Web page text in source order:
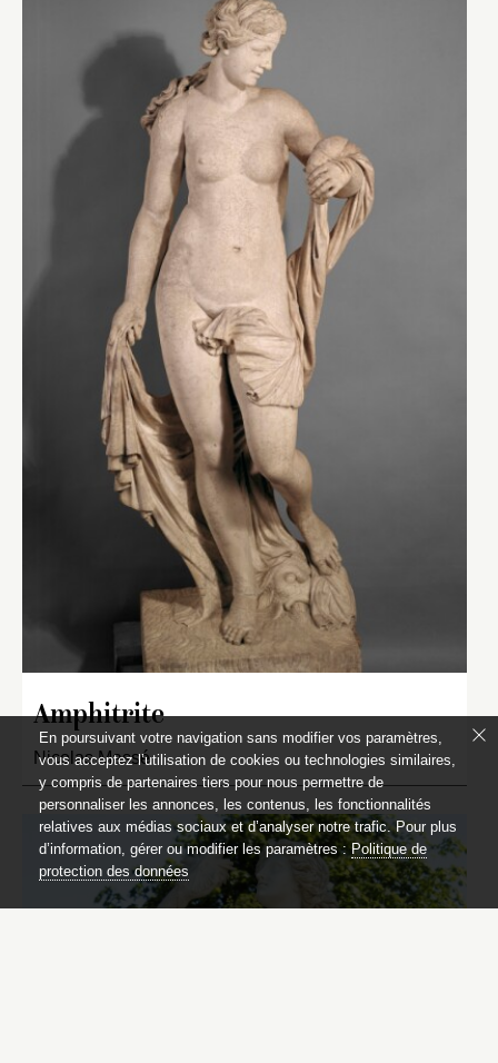
Amphitrite
Nicolas Massé
En poursuivant votre navigation sans modifier vos paramètres,
vous acceptez l’utilisation de cookies ou technologies similaires,
y compris de partenaires tiers pour nous permettre de
personnaliser les annonces, les contenus, les fonctionnalités
relatives aux médias sociaux et d’analyser notre trafic. Pour plus
d’information, gérer ou modifier les paramètres : Politique de
protection des données